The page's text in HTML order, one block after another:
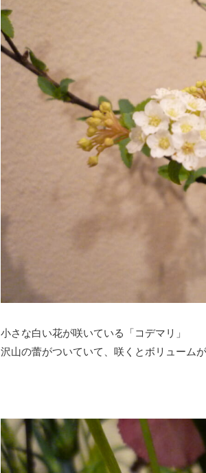
小さな白い花が咲いている「コデマリ」
沢山の蕾がついていて、咲くとボリューム